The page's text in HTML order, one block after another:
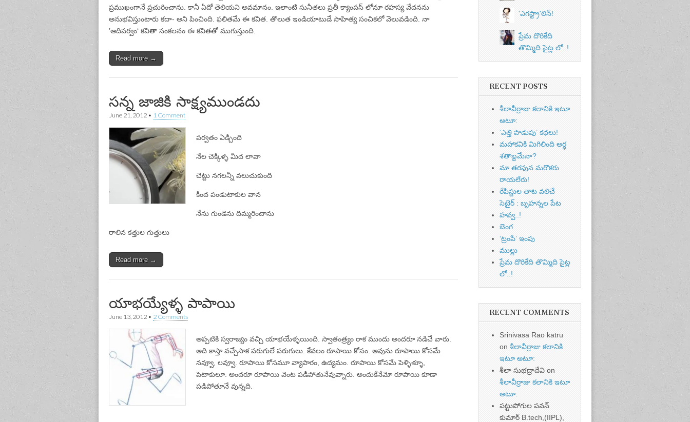
ప్రముఖంగానే ప్రచురించాను. కానీ ఏదో తెలియని అవమానం. ఇలాంటి సునీతలు ప్రతీ క్యాంపస్ లోనూ రహస్య వేదనను
అనుభవిస్తుంటారు కదా- అని పించింది. ఫలితమే ఈ కవిత. తొలుత ఇండియాటుడే సాహిత్య సంచికలో వెలువడింది. నా
’ఆదిపర్వం‘ కవితా సంకలనం ఈ కవితతో ముగుస్తుంది.
Read more →
సన్న జాజికి సాక్ష్యముండదు
June 21, 2012 • 1 Comment
పర్వతం ఏడ్చింది
నేల చెక్కిళ్ళ మీద లావా
చెట్టు నగలన్నీ వలుచుకుంది
కింద పండుటాకుల వాన
నేను గుండెను దిమ్మరించాను
రాలిన కత్తుల గుత్తులు
Read more →
యాభయ్యేళ్ళ పాపాయి
June 13, 2012 • 2 Comments
అప్పటికి స్వరాజ్యం వచ్చి యాభయేళ్ళయింది. స్వాతంత్ర్యం రాక ముందు అందరూ నడిచే వారు.
అది కాస్తా వచ్చేసాక పరుగులే పరుగులు. కేవలం రూపాయి కోసం. అవును రూపాయి కోసమే
నవ్వూ, లవ్వూ. రూపాయి కోసమూ వ్యాపారం, ఉద్యమం. రూపాయి కోసమే పెళ్ళిళ్ళూ,
పెటాకులూ. అందరూ రూపాయి వెంట పడిపోతునేవువ్నారు. అందుకేనేమో రూపాయి కూడా
పడిపోతూనే వున్నది.
'ఎగస్ట్రా'లిన్‌!
ప్రేమ దొరికేది
తొమ్మిది సైట్ల లో..!
RECENT POSTS
శీలావీర్రాజు కలానికి ఇటూ
అటూ:
‘ఎత్తి పొడుపు’ కథలు!
మహాకవికి మిగిలింది అర్ధ
శతాబ్దమేనా?
మా తరఫున మరొకరు
రాయలేరు!
రేపిస్టుల తాట వలిచే
సెటైర్ : బృహన్నల పేట
హవ్వ..!
బెంగ
‘ట్రంపే’ ఇంపు
ముల్లు
ప్రేమ దొరికేది తొమ్మిది సైట్ల
లో..!
RECENT COMMENTS
Srinivasa Rao katru
on శీలావీర్రాజు కలానికి
ఇటూ అటూ:
శీలా సుభద్రాదేవి on
శీలావీర్రాజు కలానికి ఇటూ
అటూ:
పట్టుపోగుల పవన్
కుమార్ B.tech,(IIPL),